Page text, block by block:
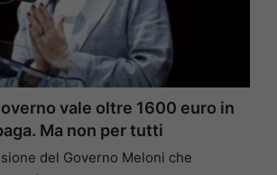
vale oltre 1600 euro in
Ma non per tutti
del Governo Meloni che